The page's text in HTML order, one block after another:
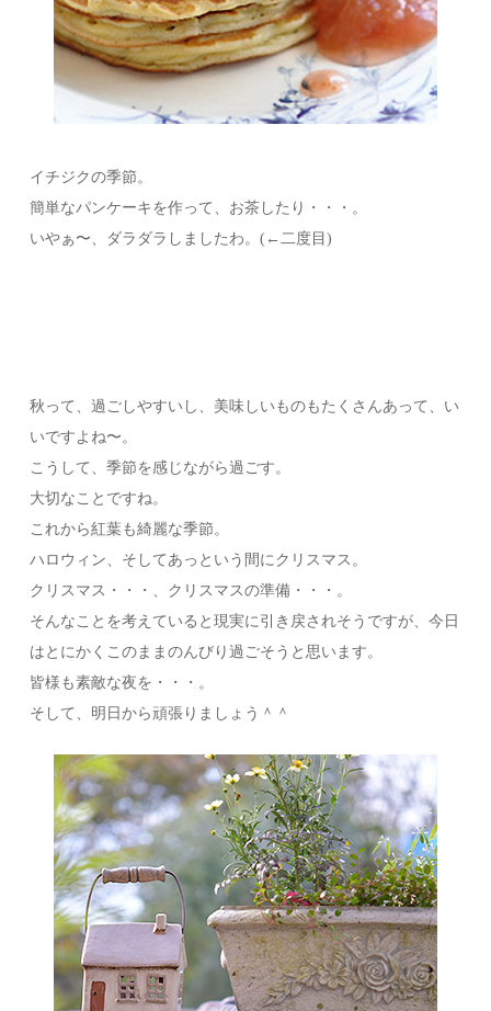
イチジクの季節。
簡単なパンケーキを作って、お茶したり・・・。
いやぁ〜、ダラダラしましたわ。(←二度目)
秋って、過ごしやすいし、美味しいものもたくさんあって、い
いですよね〜。
こうして、季節を感じながら過ごす。
大切なことですね。
これから紅葉も綺麗な季節。
ハロウィン、そしてあっという間にクリスマス。
クリスマス・・・、クリスマスの準備・・・。
そんなことを考えていると現実に引き戻されそうですが、今日
はとにかくこのままのんびり過ごそうと思います。
皆様も素敵な夜を・・・。
そして、明日から頑張りましょう＾＾